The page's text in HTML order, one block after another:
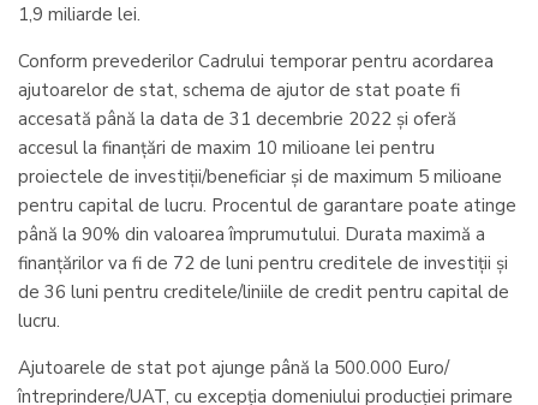
1,9 miliarde lei.
Conform prevederilor Cadrului temporar pentru acordarea
ajutoarelor de stat, schema de ajutor de stat poate fi
accesată până la data de 31 decembrie 2022 și oferă
accesul la finanțări de maxim 10 milioane lei pentru
proiectele de investiții/beneficiar și de maximum 5 milioane
pentru capital de lucru. Procentul de garantare poate atinge
până la 90% din valoarea împrumutului. Durata maximă a
finanțărilor va fi de 72 de luni pentru creditele de investiții și
de 36 luni pentru creditele/liniile de credit pentru capital de
lucru.
Ajutoarele de stat pot ajunge până la 500.000 Euro/
întreprindere/UAT, cu excepția domeniului producției primare